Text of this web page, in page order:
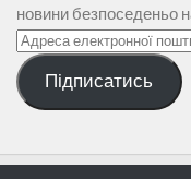
новини безпоседеньо
Адреса
електронної
поштиПідписатись